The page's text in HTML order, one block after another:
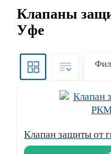
Клапаны
Уфе
Клапан защиты от